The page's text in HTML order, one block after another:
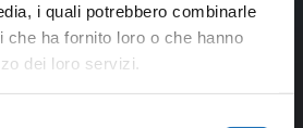
i quali potrebbero combinarle
che ha fornito loro o che hanno
dei loro servizi.